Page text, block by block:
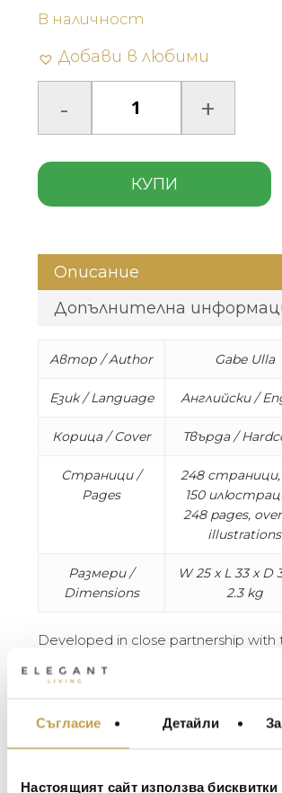
Съгласие Детайли
Настоящият сайт използва бисквитки
В наличност
Добави в любими
КУПИ
Описание
Допълнителна
Автор / Author Gabe Ulla
Език / Language Английски /
Корица / Cover Твърда /
Страници /
Pages
248
150
248 pages,
illustrations
Размери /
Dimensions
W 25 x L 33 x D
2.3 kg
Developed in close partnership with
behind Major Food Group,
more than a dozen recipes from the
Throughout the journey, anecdotes
readers a captivating inside look at